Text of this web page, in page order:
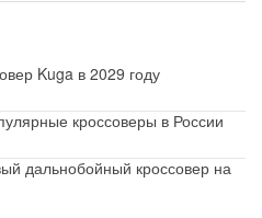
Kuga в 2029 году
кроссоверы в России
дальнобойный кроссовер на